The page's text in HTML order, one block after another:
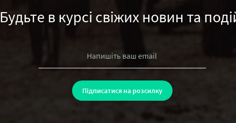
Будьте в курсі свіжих новин та